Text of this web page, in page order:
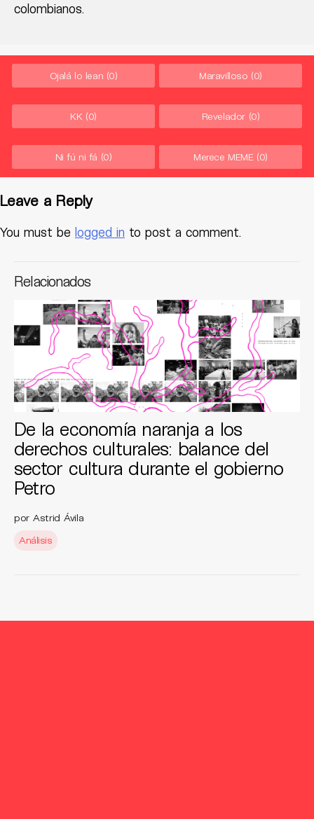
colombianos.
Ojalá lo lean (0) Maravilloso (0)
KK (0) Revelador (0)
Ni fú ni fá (0) Merece MEME (0)
Leave a Reply
You must be logged in to post a comment.
Relacionados
De la economía naranja a los
derechos culturales: balance del
sector cultura durante el gobierno
Petro
por Astrid Ávila
Análisis